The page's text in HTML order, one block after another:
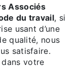
Associés
du travail, si
usant d’une
qualité, nous
satisfaire.
votre